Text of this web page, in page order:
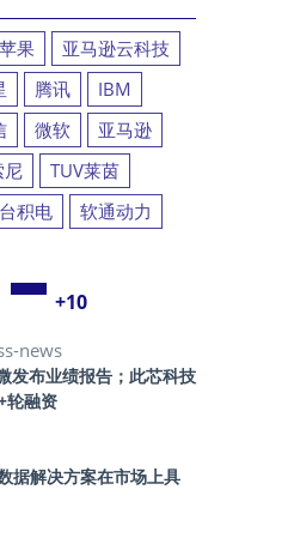
苹果
亚马逊云科技
腾讯
IBM
微软
亚马逊
尼
TUV莱茵
台积电 软通动力
+10
news
发布业绩报告；此芯科技
轮融资
据解决方案在市场上具